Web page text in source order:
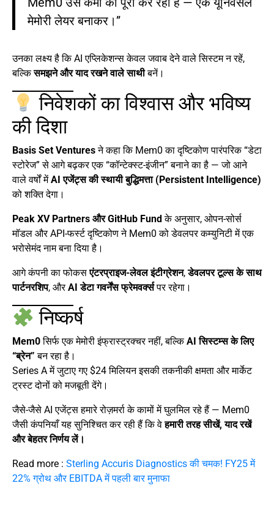
मेमोरी लेयर बनाकर।”
उनका लक्ष्य है कि AI एप्लिकेशन्स केवल जवाब देने वाले सिस्टम न रहें,
बल्किसमझने और याद रखने वाले साथीबनें।
निवेशकों का विश्वास और भविष्य
की दिशा
Basis Set Venturesने कहा कि Mem0 का दृष्टिकोण पारंपरिक “डेटा
स्टोरेज” से आगे बढ़कर एक “कॉन्टेक्स्ट-इंजीन” बनाने का है — जो आने
वाले वर्षों मेंAI एजेंट्स की स्थायी बुद्धिमत्ता (Persistent Intelligence)
को शक्ति देगा।
Peak XV Partners और GitHub Fund के अनुसार, ओपन-सोर्स
मॉडल और API-फर्स्ट दृष्टिकोण ने Mem0 को डेवलपर कम्युनिटी में एक
भरोसेमंद नाम बना दिया है।
आगे कंपनी का फोकसएंटरप्राइज-लेवल इंटीग्रेशन,डेवलपर टूल्स के साथ
पार्टनरशिप, औरAI डेटा गवर्नेंस फ्रेमवर्क्सपर रहेगा।
निष्कर्ष
Mem0सिर्फ एक मेमोरी इंफ्रास्ट्रक्चर नहीं, बल्किAI सिस्टम्स के लिए
“ब्रेन” बन रहा है।
Series A में जुटाए गए $24 मिलियन इसकी तकनीकी क्षमता और मार्केट
ट्रस्ट दोनों को मजबूती देंगे।
जैसे-जैसे AI एजेंट्स हमारे रोज़मर्रा के कामों में घुलमिल रहे हैं — Mem0
जैसी कंपनियाँ यह सुनिश्चित कर रही हैं कि वेहमारी तरह सीखें, याद रखें
और बेहतर निर्णय लें।
Read more : Sterling Accuris Diagnostics की चमक! FY25 में
22% ग्रोथ और EBITDA में पहली बार मुनाफा